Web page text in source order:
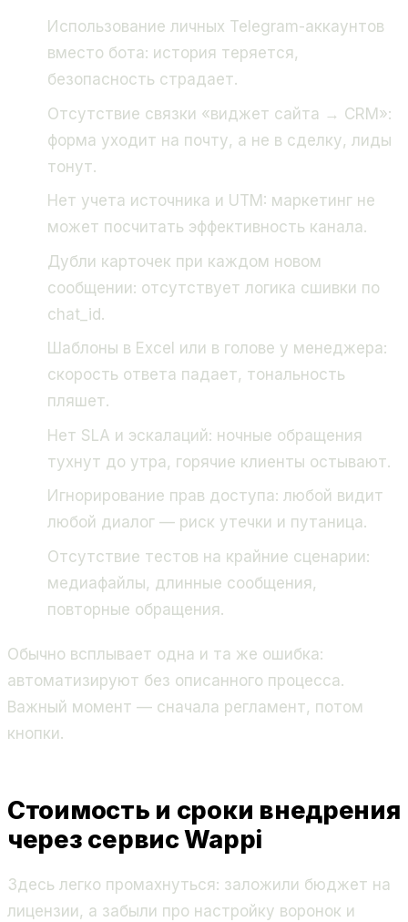
Использование личных Telegram-аккаунтов
вместо бота: история теряется,
безопасность страдает.
Отсутствие связки «виджет сайта → CRM»:
форма уходит на почту, а не в сделку, лиды
тонут.
Нет учета источника и UTM: маркетинг не
может посчитать эффективность канала.
Дубли карточек при каждом новом
сообщении: отсутствует логика сшивки по
chat_id.
Шаблоны в Excel или в голове у менеджера:
скорость ответа падает, тональность
пляшет.
Нет SLA и эскалаций: ночные обращения
тухнут до утра, горячие клиенты остывают.
Игнорирование прав доступа: любой видит
любой диалог — риск утечки и путаница.
Отсутствие тестов на крайние сценарии:
медиафайлы, длинные сообщения,
повторные обращения.
Обычно всплывает одна и та же ошибка:
автоматизируют без описанного процесса.
Важный момент — сначала регламент, потом
кнопки.
Стоимость и сроки внедрения
через сервис Wappi
Здесь легко промахнуться: заложили бюджет на
лицензии, а забыли про настройку воронок и